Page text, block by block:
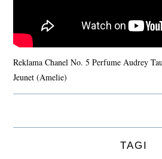
Reklama Chanel No. 5 Perfume Audrey
Jeunet (Amelie)
TAGI